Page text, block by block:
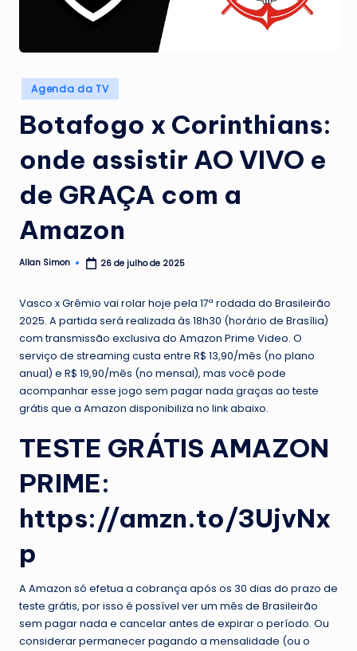
Posted
in
Agenda da TV
Botafogo x Corinthians:
onde assistir AO VIVO e
de GRAÇA com a
Amazon
Posted
Allan Simon 26 de julho de 2025
Vasco x Grêmio vai rolar hoje pela 17ª rodada do Brasileirão
2025. A partida será realizada às 18h30 (horário de Brasília)
com transmissão exclusiva do Amazon Prime Video. O
serviço de streaming custa entre R$ 13,90/mês (no plano
anual) e R$ 19,90/mês (no mensal), mas você pode
acompanhar esse jogo sem pagar nada graças ao teste
grátis que a Amazon disponibiliza no link abaixo.
TESTE GRÁTIS AMAZON
PRIME:
https://amzn.to/3UjvNx
p
A Amazon só efetua a cobrança após os 30 dias do prazo de
teste grátis, por isso é possível ver um mês de Brasileirão
sem pagar nada e cancelar antes de expirar o período. Ou
considerar permanecer pagando a mensalidade (ou o